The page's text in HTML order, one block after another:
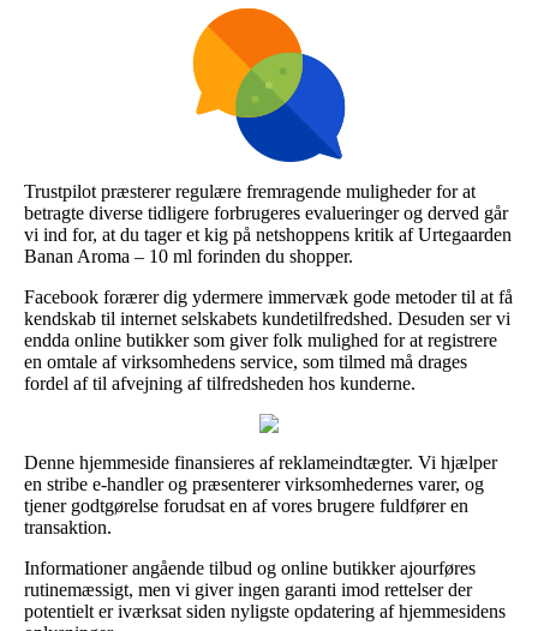
Trustpilot præsterer regulære fremragende muligheder for at
betragte diverse tidligere forbrugeres evalueringer og derved går
vi ind for, at du tager et kig på netshoppens kritik af Urtegaarden
Banan Aroma – 10 ml forinden du shopper.
Facebook forærer dig ydermere immervæk gode metoder til at få
kendskab til internet selskabets kundetilfredshed. Desuden ser vi
endda online butikker som giver folk mulighed for at registrere
en omtale af virksomhedens service, som tilmed må drages
fordel af til afvejning af tilfredsheden hos kunderne.
Denne hjemmeside finansieres af reklameindtægter. Vi hjælper
en stribe e-handler og præsenterer virksomhedernes varer, og
tjener godtgørelse forudsat en af vores brugere fuldfører en
transaktion.
Informationer angående tilbud og online butikker ajourføres
rutinemæssigt, men vi giver ingen garanti imod rettelser der
potentielt er iværksat siden nyligste opdatering af hjemmesidens